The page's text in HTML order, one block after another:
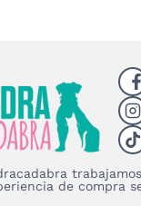
variantes.
Las
opciones
se
pueden
elegir
en
de compra